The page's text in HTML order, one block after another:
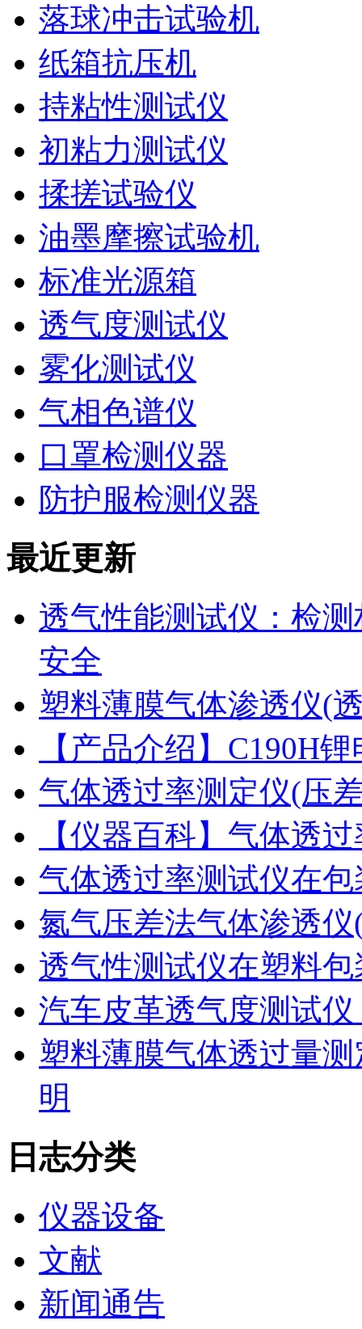
落球冲击试验机
纸箱抗压机
持粘性测试仪
初粘力测试仪
揉搓试验仪
油墨摩擦试验机
标准光源箱
透气度测试仪
雾化测试仪
气相色谱仪
口罩检测仪器
防护服检测仪器
最近更新
透气性能测试仪：检
安全
塑料薄膜气体渗透仪(
【产品介绍】C190H
气体透过率测定仪(压
【仪器百科】气体透
气体透过率测试仪在
氮气压差法气体渗透
透气性测试仪在塑料
汽车皮革透气度测试
塑料薄膜气体透过量
明
日志分类
仪器设备
文献
新闻通告